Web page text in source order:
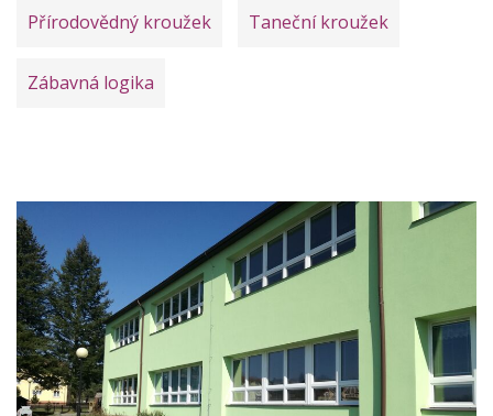
Přírodovědný kroužek Taneční kroužek
Zábavná logika